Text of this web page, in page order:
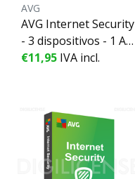
AVG
AVG Internet Security
- 3 dispositivos - 1 Añ
o
€11,95 IVA incl.